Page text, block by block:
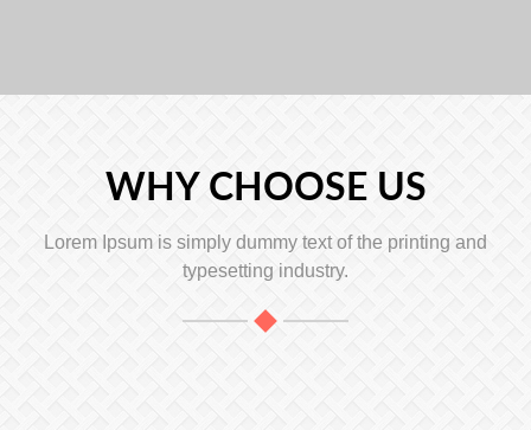
WHY CHOOSE US
Lorem Ipsum is simply dummy text of the printing and
typesetting industry.